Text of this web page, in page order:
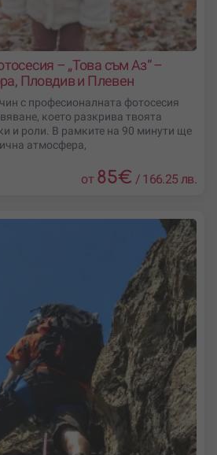
– „Това съм Аз“ –
Пловдив и Плевен
с професионалната фотосесия
което разкрива твоята
и роли. В рамките на 90 минути ще
атмосфера,
от 85€ / 166.25 лв.